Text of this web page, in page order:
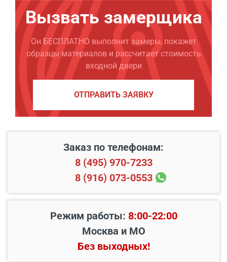
Вызвать замерщика
Он БЕСПЛАТНО выполнит замеры, покажет
образцы материалов и рассчитает стоимость
входной двери
ОТПРАВИТЬ ЗАЯВКУ
Заказ по телефонам:
8 (495) 970-7233
8 (916) 073-0553
Режим работы: 8:00-22:00
Москва и МО
Без выходных!